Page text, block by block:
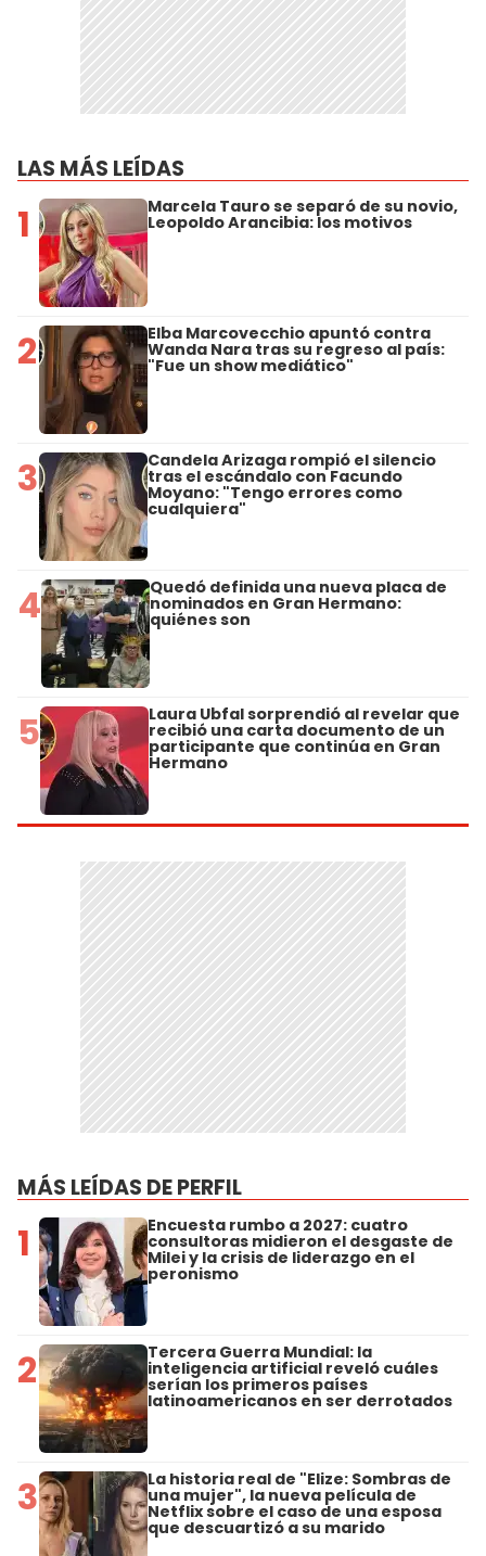
LAS MÁS LEÍDAS
1 Marcela Tauro se separó de su novio,
Leopoldo Arancibia: los motivos
2 Elba Marcovecchio apuntó contra
Wanda Nara tras su regreso al país:
"Fue un show mediático"
3 Candela Arizaga rompió el silencio
tras el escándalo con Facundo
Moyano: "Tengo errores como
cualquiera"
4 Quedó definida una nueva placa de
nominados en Gran Hermano:
quiénes son
5 Laura Ubfal sorprendió al revelar que
recibió una carta documento de un
participante que continúa en Gran
Hermano
MÁS LEÍDAS DE PERFIL
1 Encuesta rumbo a 2027: cuatro
consultoras midieron el desgaste de
Milei y la crisis de liderazgo en el
peronismo
2 Tercera Guerra Mundial: la
inteligencia artificial reveló cuáles
serían los primeros países
latinoamericanos en ser derrotados
3 La historia real de "Elize: Sombras de
una mujer", la nueva película de
Netflix sobre el caso de una esposa
que descuartizó a su marido